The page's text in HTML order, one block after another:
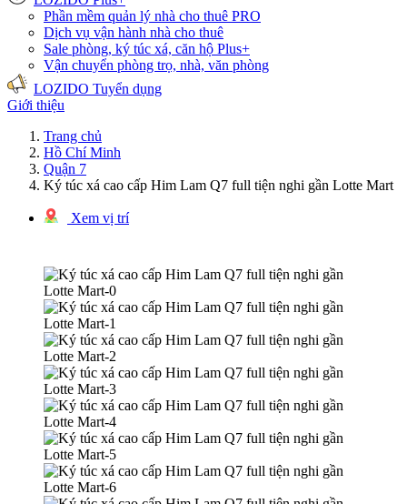
Phần mềm quản lý nhà cho thuê PRO
Dịch vụ vận hành nhà cho thuê
Sale phòng, ký túc xá, căn hộ Plus+
Vận chuyển phòng trọ, nhà, văn phòng
LOZIDO Tuyển dụng
Giới thiệu
Trang chủ
Hồ Chí Minh
Quận 7
Ký túc xá cao cấp Him Lam Q7 full tiện nghi gần Lotte Mart
Xem vị trí